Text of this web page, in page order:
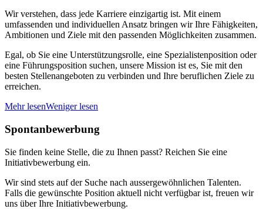
Wir verstehen, dass jede Karriere einzigartig ist. Mit einem
umfassenden und individuellen Ansatz bringen wir Ihre Fähigkeiten,
Ambitionen und Ziele mit den passenden Möglichkeiten zusammen.
Egal, ob Sie eine Unterstützungsrolle, eine Spezialistenposition oder
eine Führungsposition suchen, unsere Mission ist es, Sie mit den
besten Stellenangeboten zu verbinden und Ihre beruflichen Ziele zu
erreichen.
Mehr lesenWeniger lesen
Spontanbewerbung
Sie finden keine Stelle, die zu Ihnen passt? Reichen Sie eine
Initiativbewerbung ein.
Wir sind stets auf der Suche nach aussergewöhnlichen Talenten.
Falls die gewünschte Position aktuell nicht verfügbar ist, freuen wir
uns über Ihre Initiativbewerbung.